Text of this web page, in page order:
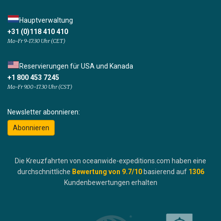
Hauptverwaltung
+31 (0)118 410 410
Mo-Fr 9-17:30 Uhr (CET)
Reservierungen für USA und Kanada
+1 800 453 7245
Mo-Fr 9.00-17.30 Uhr (CST)
Newsletter abonnieren:
Abonnieren
Die Kreuzfahrten von oceanwide-expeditions.com haben eine
durchschnittliche Bewertung von 9.7/10 basierend auf 1306
Kundenbewertungen erhalten